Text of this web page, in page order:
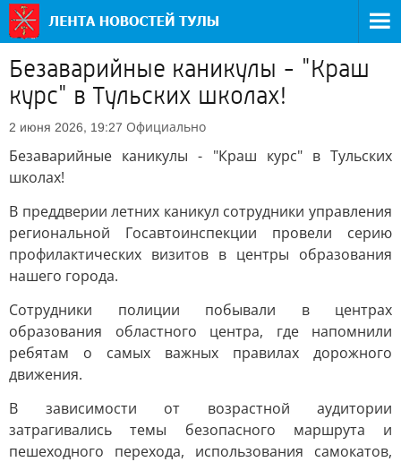
Безаварийные каникулы - "Краш
курс" в Тульских школах!
2 июня 2026, 19:27 Официально
Безаварийные каникулы - "Краш курс" в Тульских
школах!
В преддверии летних каникул сотрудники управления
региональной Госавтоинспекции провели серию
профилактических визитов в центры образования
нашего города.
Сотрудники полиции побывали в центрах
образования областного центра, где напомнили
ребятам о самых важных правилах дорожного
движения.
В зависимости от возрастной аудитории
затрагивались темы безопасного маршрута и
пешеходного перехода, использования самокатов,